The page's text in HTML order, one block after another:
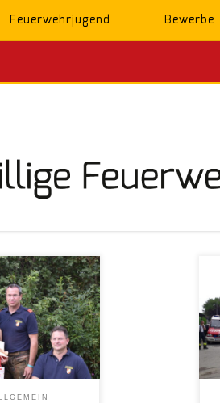
Feuerwehrjugend Bewerbe